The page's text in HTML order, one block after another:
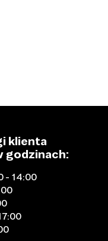
klienta
godzinach:
- 14:00